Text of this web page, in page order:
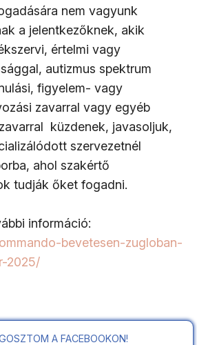
nem vagyunk
a jelentkezőknek, akik
értelmi vagy
autizmus spektrum
figyelem- vagy
zavarral vagy egyéb
küzdenek, javasoljuk,
szervezetnél
ahol szakértő
tudják őket fogadni.
információ:
bevetesen-zugloban-
2025/
A FACEBOOKON!